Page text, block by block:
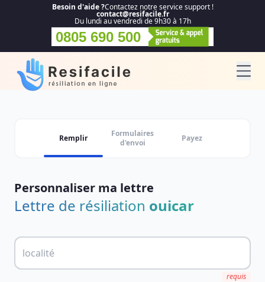
Besoin d'aide ?Contactez notre service support !
contact@resifacile.fr
Du lundi au vendredi de 9h30 à 17h
0805 690 500
Remplir
Formulaires
d'envoi
Payez
Personnaliser ma lettre
Lettre de résiliation ouicar
requis